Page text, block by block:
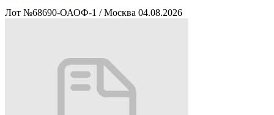
Лот №68690-ОАОФ-1 / Москва 04.08.2026